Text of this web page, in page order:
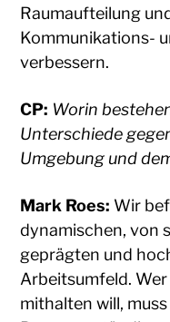
Raumaufteilung
Kommunikations-
verbessern.
CP: Worin
Unterschiede
Umgebung und
Mark Roes: Wir
dynamischen, von
geprägten und
Arbeitsumfeld.
mithalten will,